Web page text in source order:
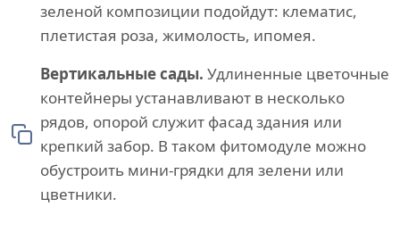
зеленой композиции подойдут: клематис,
плетистая роза, жимолость, ипомея.
Вертикальные сады. Удлиненные цветочные
контейнеры устанавливают в несколько
рядов, опорой служит фасад здания или
крепкий забор. В таком фитомодуле можно
обустроить мини-грядки для зелени или
цветники.